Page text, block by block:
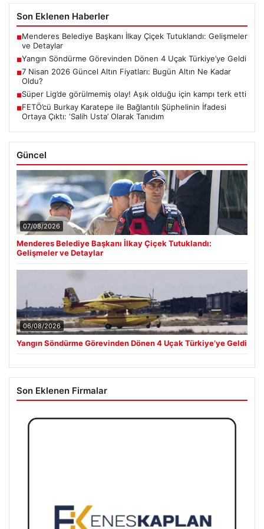
Son Eklenen Haberler
■Menderes Belediye Başkanı İlkay Çiçek Tutuklandı: Gelişmeler
ve Detaylar
■Yangın Söndürme Görevinden Dönen 4 Uçak Türkiye’ye Geldi
■7 Nisan 2026 Güncel Altın Fiyatları: Bugün Altın Ne Kadar
Oldu?
■Süper Lig’de görülmemiş olay! Aşık olduğu için kampı terk etti
■FETÖ’cü Burkay Karatepe ile Bağlantılı Şüphelinin İfadesi
Ortaya Çıktı: ‘Salih Usta’ Olarak Tanıdım
Güncel
07/08/2026
Menderes Belediye Başkanı İlkay Çiçek Tutuklandı:
Gelişmeler ve Detaylar
06/08/2026
Yangın Söndürme Görevinden Dönen 4 Uçak Türkiye’ye Geldi
Son Eklenen Firmalar